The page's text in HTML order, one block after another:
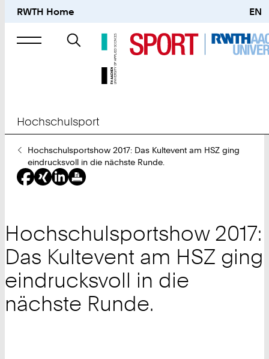
RWTH Home EN
Suche
nach
Hochschulsport
Sie
sind
hier:
Hochschulsportshow 2017: Das Kultevent am HSZ ging
eindrucksvoll in die nächste Runde.
Hochschulsportshow 2017:
Das Kultevent am HSZ ging
eindrucksvoll in die
nächste Runde.